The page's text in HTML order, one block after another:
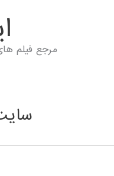
مرجع فیلم